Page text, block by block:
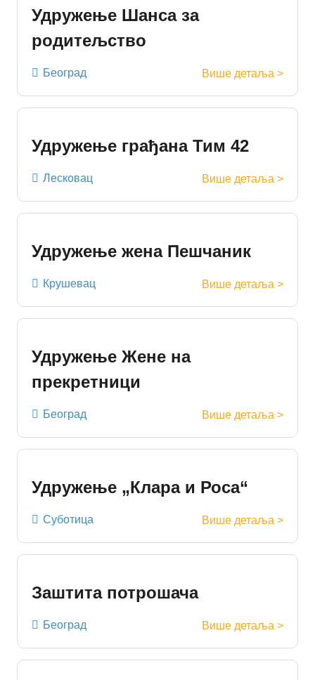
Удружење Шанса за
родитељство
Београд Више детаља >
Удружење грађана Тим 42
Лесковац Више детаља >
Удружење жена Пешчаник
Крушевац Више детаља >
Удружење Жене на
прекретници
Београд Више детаља >
Удружење „Клара и Роса“
Суботица Више детаља >
Заштита потрошача
Београд Више детаља >